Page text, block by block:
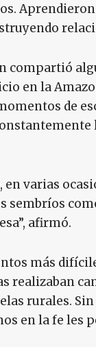
compartió
en la
de
en varias
sembríos
afirmó.
más
realizaban
rurales.
en la fe les